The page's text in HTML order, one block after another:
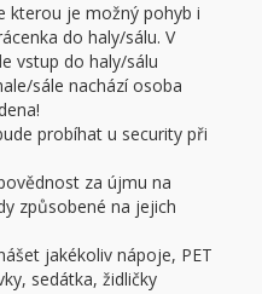
kterou je možný pohyb i
do haly/sálu. V
vstup do haly/sálu
sále nachází osoba
probíhat u security při
za újmu na
způsobené na jejich
jakékoliv nápoje, PET
sedátka, židličky